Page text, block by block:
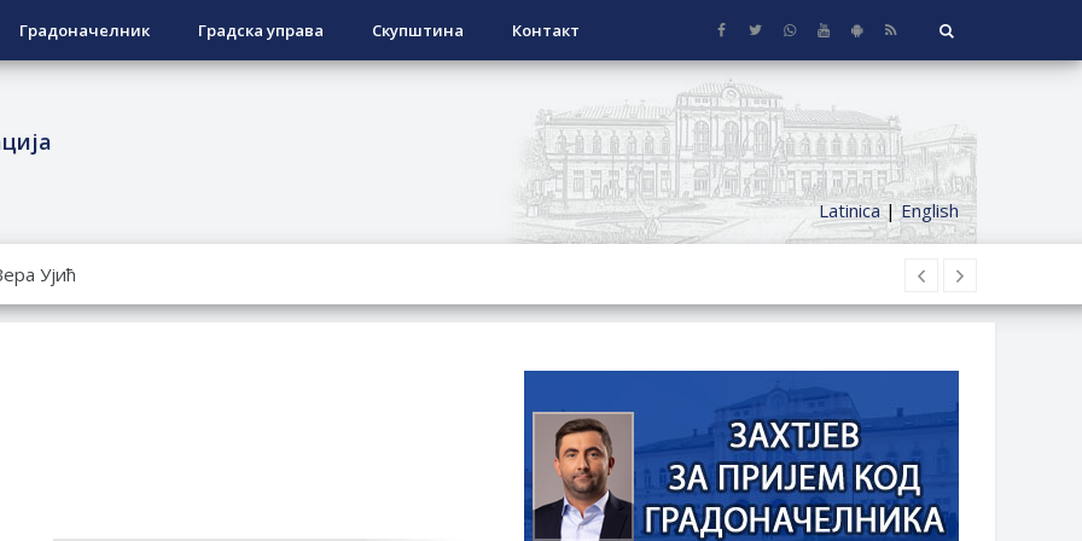
Градоначелник Градска управа Скупштина Контакт
Latinica|English
ОДЛАГАЊА ОТПАДА УЗ ДОДЈЕЛУ ФИНАНСИЈСКЕ НАГРАДЕ
СРЕДСТАВА ЗА СУФИНАНСИРАЊЕ КУПОВИНЕ СЕОСКЕ КУЋЕ СА ОКУЋНИЦОМ НА
КОЈИ СУ ОСТВАРИЛИ ПРАВО НА ГРАДСКИ МЈЕСЕЧНИ БОРАЧКИ ДОДАТАК ЗА